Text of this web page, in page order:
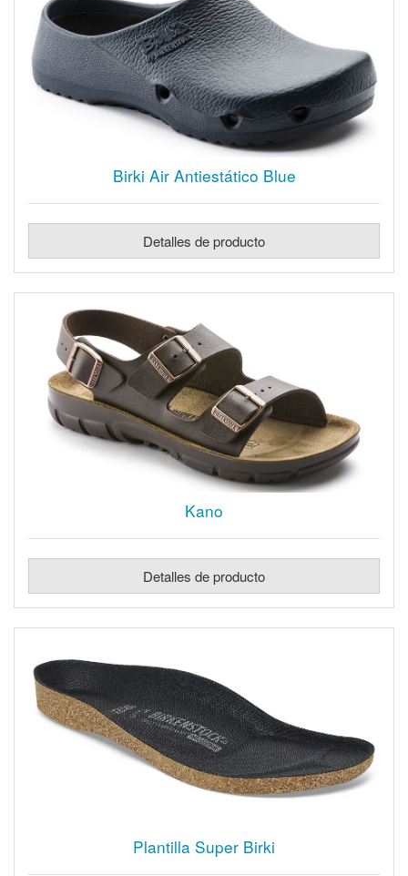
Birki Air Antiestático Blue
Detalles de producto
Kano
Detalles de producto
Plantilla Super Birki